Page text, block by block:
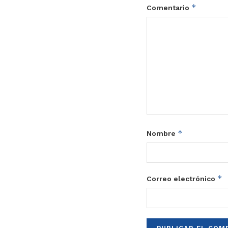
Comentario *
Nombre *
Correo electrónico *